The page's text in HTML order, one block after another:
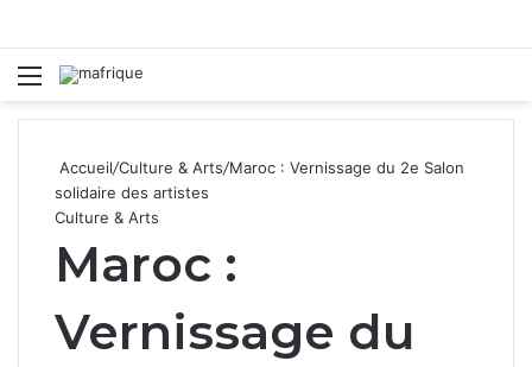
Menu
Accueil/Culture & Arts/Maroc : Vernissage du 2e Salon
solidaire des artistes
Culture & Arts
Maroc :
Vernissage du